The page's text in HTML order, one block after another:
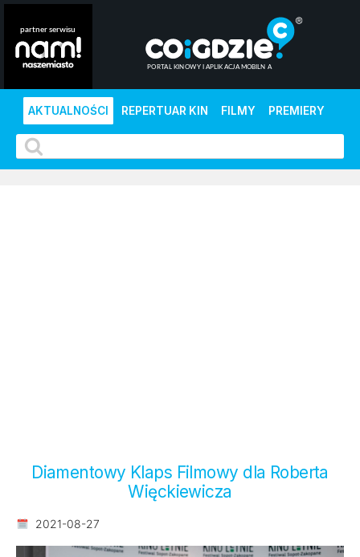
AKTUALNOŚCI REPERTUAR KIN FILMY PREMIERY
Diamentowy Klaps Filmowy dla Roberta
Więckiewicza
2021-08-27